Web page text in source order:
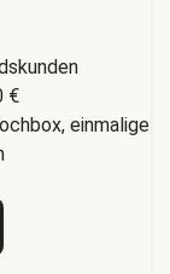
€
einmalige